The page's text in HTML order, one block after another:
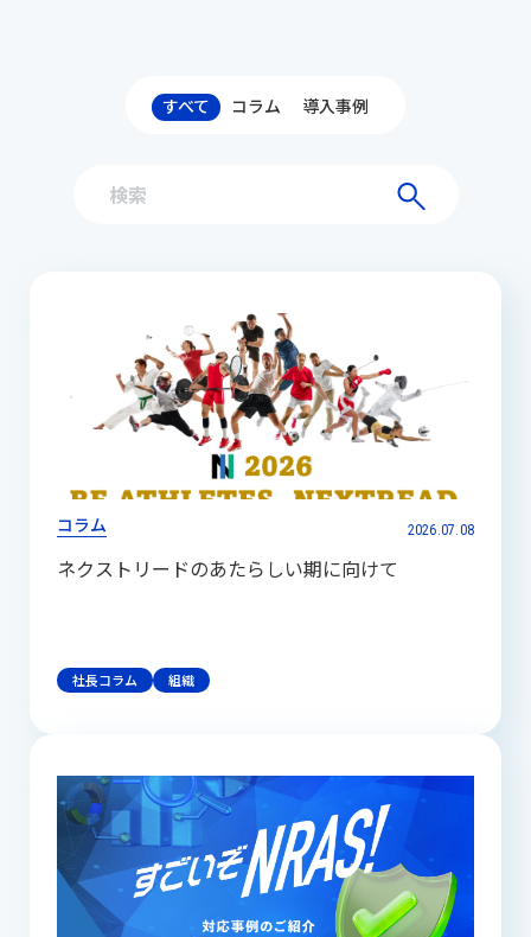
すべて コラム 導入事例
コラム 2026.07.08
ネクストリードのあたらしい期に向けて
社長コラム 組織